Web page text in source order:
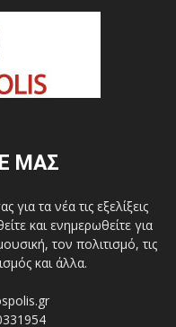
ΜΑΣ
τα νέα τις εξελίξεις
και ενημερωθείτε για
τον πολιτισμό, τις
και άλλα.